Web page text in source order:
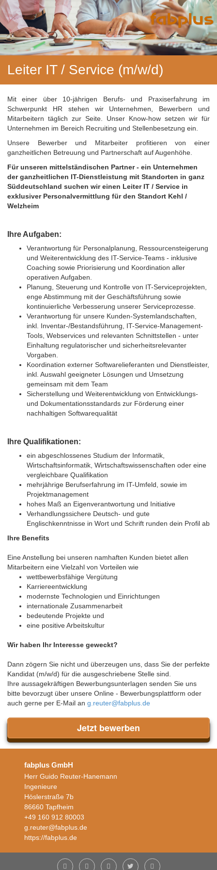
Leiter IT / Service (m/w/d)
Mit einer über 10-jährigen Berufs- und Praxiserfahrung im
Schwerpunkt HR stehen wir Unternehmen, Bewerbern und
Mitarbeitern täglich zur Seite. Unser Know-how setzen wir für
Unternehmen im Bereich Recruiting und Stellenbesetzung ein.
Unsere Bewerber und Mitarbeiter profitieren von einer
ganzheitlichen Betreuung und Partnerschaft auf Augenhöhe.
Für unseren mittelständischen Partner - ein Unternehmen
der ganzheitlichen IT-Dienstleistung mit Standorten in ganz
Süddeutschland suchen wir einen Leiter IT / Service in
exklusiver Personalvermittlung für den Standort Kehl /
Welzheim
Ihre Aufgaben:
Verantwortung für Personalplanung, Ressourcensteigerung
und Weiterentwicklung des IT-Service-Teams - inklusive
Coaching sowie Priorisierung und Koordination aller
operativen Aufgaben.
Planung, Steuerung und Kontrolle von IT-Serviceprojekten,
enge Abstimmung mit der Geschäftsführung sowie
kontinuierliche Verbesserung unserer Serviceprozesse.
Verantwortung für unsere Kunden-Systemlandschaften,
inkl. Inventar-/Bestandsführung, IT-Service-Management-
Tools, Webservices und relevanten Schnittstellen - unter
Einhaltung regulatorischer und sicherheitsrelevanter
Vorgaben.
Koordination externer Softwarelieferanten und Dienstleister,
inkl. Auswahl geeigneter Lösungen und Umsetzung
gemeinsam mit dem Team
Sicherstellung und Weiterentwicklung von Entwicklungs-
und Dokumentationsstandards zur Förderung einer
nachhaltigen Softwarequalität
Ihre Qualifikationen:
ein abgeschlossenes Studium der Informatik,
Wirtschaftsinformatik, Wirtschaftswissenschaften oder eine
vergleichbare Qualifikation
mehrjährige Berufserfahrung im IT-Umfeld, sowie im
Projektmanagement
hohes Maß an Eigenverantwortung und Initiative
Verhandlungssichere Deutsch- und gute
Englischkenntnisse in Wort und Schrift runden dein Profil ab
Ihre Benefits
Eine Anstellung bei unseren namhaften Kunden bietet allen
Mitarbeitern eine Vielzahl von Vorteilen wie
wettbewerbsfähige Vergütung
Karriereentwicklung
modernste Technologien und Einrichtungen
internationale Zusammenarbeit
bedeutende Projekte und
eine positive Arbeitskultur
Wir haben Ihr Interesse geweckt?
Dann zögern Sie nicht und überzeugen uns, dass Sie der perfekte
Kandidat (m/w/d) für die ausgeschriebene Stelle sind.
Ihre aussagekräftigen Bewerbungsunterlagen senden Sie uns
bitte bevorzugt über unsere Online - Bewerbungsplattform oder
auch gerne per E-Mail an g.reuter@fabplus.de
Jetzt bewerben
fabplus GmbH
Herr Guido Reuter-Hanemann
Ingenieure
Höslerstraße 7b
86660 Tapfheim
+49 160 912 80003
g.reuter@fabplus.de
https://fabplus.de